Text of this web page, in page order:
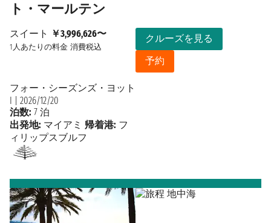
ト・マールテン
スイート ￥3,996,626〜
1人あたりの料金 消費税込
クルーズを見る
予約
フォー・シーズンズ・ヨット
2026/12/20
泊数: 7 泊
出発地: マイアミ 帰着港: フ
ィリップスブルフ